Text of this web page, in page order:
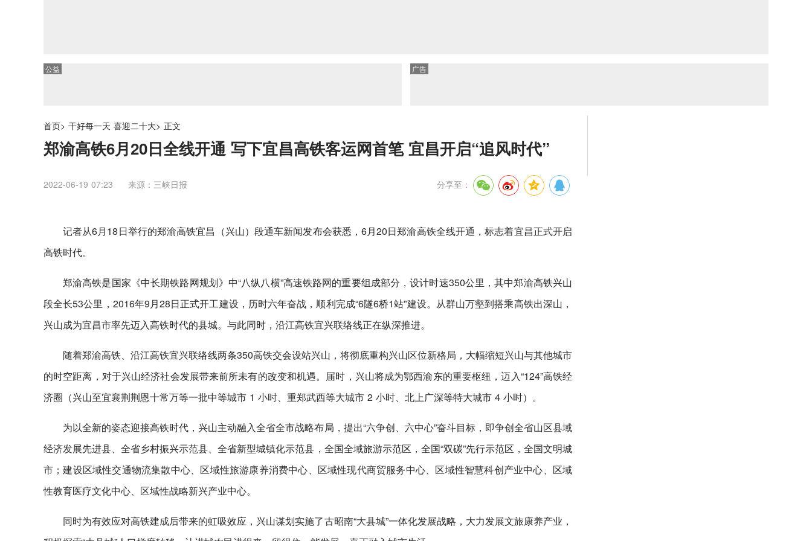
公益 广告
首页> 干好每一天 喜迎二十大> 正文
郑渝高铁6月20日全线开通 写下宜昌高铁客运网首笔 宜昌开启“追风时代”
2022-06-19 07:23 来源：三峡日报 分享至：
记者从6月18日举行的郑渝高铁宜昌（兴山）段通车新闻发布会获悉，6月20日郑渝高铁全线开通，标志着宜昌正式开启
高铁时代。
郑渝高铁是国家《中长期铁路网规划》中“八纵八横”高速铁路网的重要组成部分，设计时速350公里，其中郑渝高铁兴山
段全长53公里，2016年9月28日正式开工建设，历时六年奋战，顺利完成“6隧6桥1站”建设。从群山万壑到搭乘高铁出深山，
兴山成为宜昌市率先迈入高铁时代的县城。与此同时，沿江高铁宜兴联络线正在纵深推进。
随着郑渝高铁、沿江高铁宜兴联络线两条350高铁交会设站兴山，将彻底重构兴山区位新格局，大幅缩短兴山与其他城市
的时空距离，对于兴山经济社会发展带来前所未有的改变和机遇。届时，兴山将成为鄂西渝东的重要枢纽，迈入“124”高铁经
济圈（兴山至宜襄荆荆恩十常万等一批中等城市 1 小时、重郑武西等大城市 2 小时、北上广深等特大城市 4 小时）。
为以全新的姿态迎接高铁时代，兴山主动融入全省全市战略布局，提出“六争创、六中心”奋斗目标，即争创全省山区县域
经济发展先进县、全省乡村振兴示范县、全省新型城镇化示范县，全国全域旅游示范区，全国“双碳”先行示范区，全国文明城
市；建设区域性交通物流集散中心、区域性旅游康养消费中心、区域性现代商贸服务中心、区域性智慧科创产业中心、区域
性教育医疗文化中心、区域性战略新兴产业中心。
同时为有效应对高铁建成后带来的虹吸效应，兴山谋划实施了古昭南“大县城”一体化发展战略，大力发展文旅康养产业，